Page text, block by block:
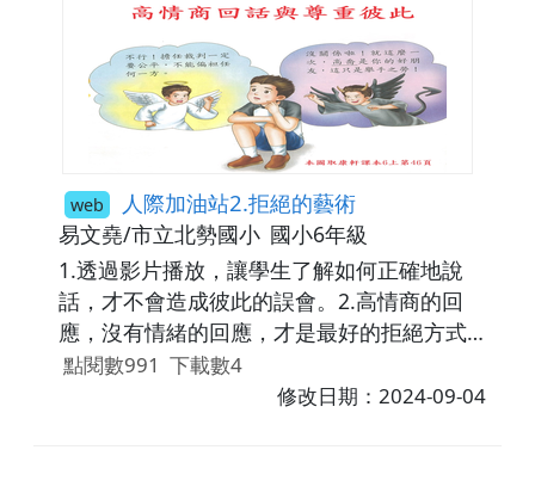
web 人際加油站2.拒絕的藝術
易文堯/市立北勢國小 國小6年級
1.透過影片播放，讓學生了解如何正確地說
話，才不會造成彼此的誤會。2.高情商的回
應，沒有情緒的回應，才是最好的拒絕方式。
3.同時介紹惡作劇的結果，會帶來彼此的傷
害。如何拒絕惡作劇，也是學生要具備的知
點閱數991 下載數4
修改日期：2024-09-04